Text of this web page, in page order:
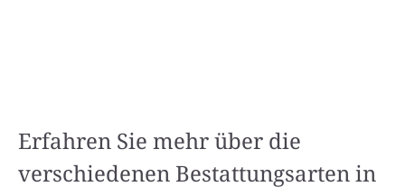
Erfahren Sie mehr über die
verschiedenen Bestattungsarten in